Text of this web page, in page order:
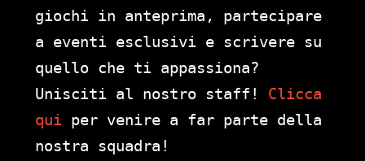
giochi in anteprima, partecipare
a eventi esclusivi e scrivere su
quello che ti appassiona?
Unisciti al nostro staff! Clicca
qui per venire a far parte della
nostra squadra!